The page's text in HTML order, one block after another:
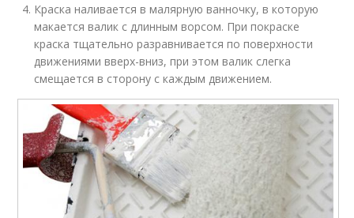
Краска наливается в малярную ванночку, в которую
макается валик с длинным ворсом. При покраске
краска тщательно разравнивается по поверхности
движениями вверх-вниз, при этом валик слегка
смещается в сторону с каждым движением.